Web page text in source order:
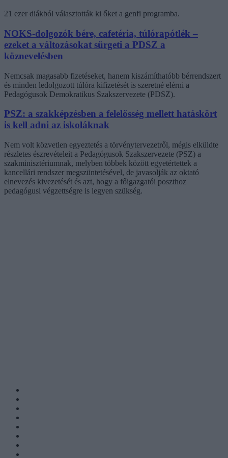
21 ezer diákból választották ki őket a genfi programba.
NOKS-dolgozók bére, cafetéria, túlórapótlék –
ezeket a változásokat sürgeti a PDSZ a
köznevelésben
Nemcsak magasabb fizetéseket, hanem kiszámíthatóbb bérrendszert
és minden ledolgozott túlóra kifizetését is szeretné elérni a
Pedagógusok Demokratikus Szakszervezete (PDSZ).
PSZ: a szakképzésben a felelősség mellett hatáskört
is kell adni az iskoláknak
Nem volt közvetlen egyeztetés a törvénytervezetről, mégis elküldte
részletes észrevételeit a Pedagógusok Szakszervezete (PSZ) a
szakminisztériumnak, melyben többek között egyetértettek a
kancellári rendszer megszüntetésével, de javasolják az oktató
elnevezés kivezetését és azt, hogy a főigazgatói poszthoz
pedagógusi végzettségre is legyen szükség.